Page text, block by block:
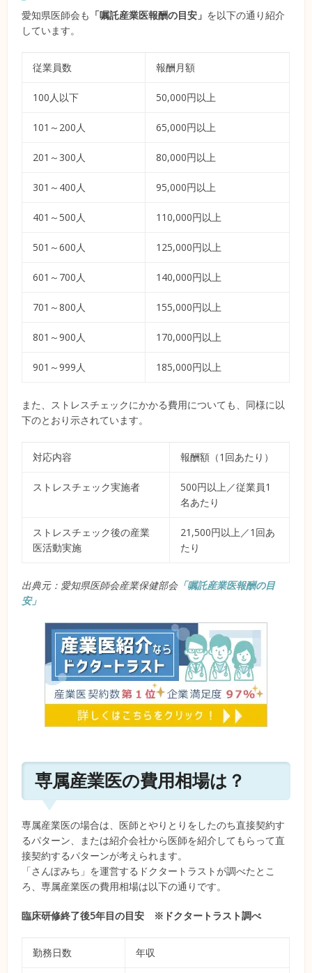
愛知県医師会も 「嘱託産業医報酬の目安」 を以下の通り紹介
しています。
従業員数 報酬月額
100人以下 50,000円以上
101～200人 65,000円以上
201～300人 80,000円以上
301～400人 95,000円以上
401～500人 110,000円以上
501～600人 125,000円以上
601～700人 140,000円以上
701～800人 155,000円以上
801～900人 170,000円以上
901～999人 185,000円以上
また、ストレスチェックにかかる費用についても、同様に以
下のとおり示されています。
対応内容 報酬額（1回あたり）
ストレスチェック実施者
500円以上／従業員1
名あたり
ストレスチェック後の産業
医活動実施
21,500円以上／1回あ
たり
出典元：愛知県医師会産業保健部会「嘱託産業医報酬の目
安」
専属産業医の費用相場は？
専属産業医の場合は、医師とやりとりをしたのち直接契約す
るパターン、または紹介会社から医師を紹介してもらって直
接契約するパターンが考えられます。
「さんぽみち」を運営するドクタートラストが調べたとこ
ろ、専属産業医の費用相場は以下の通りです。
臨床研修終了後5年目の目安 ※ドクタートラスト調べ
勤務日数 年収